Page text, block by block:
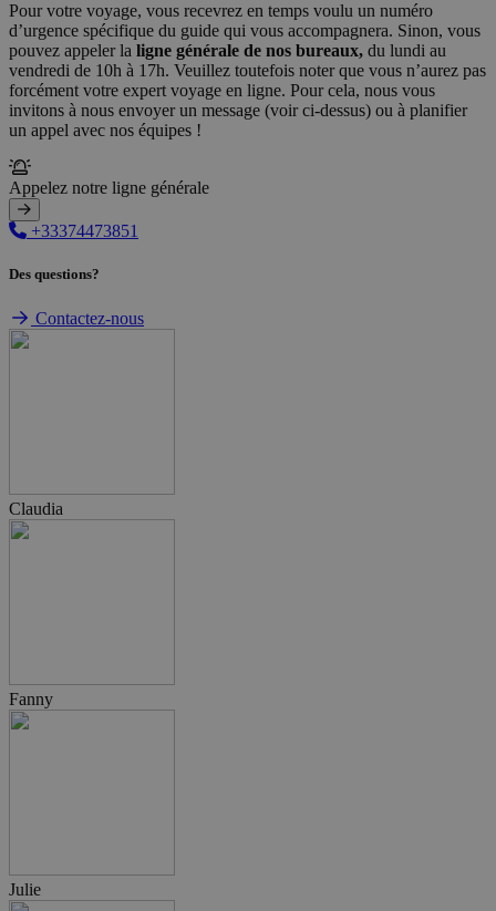
Pour votre voyage, vous recevrez en temps voulu un numéro
d’urgence spécifique du guide qui vous accompagnera. Sinon, vous
pouvez appeler la ligne générale de nos bureaux, du lundi au
vendredi de 10h à 17h. Veuillez toutefois noter que vous n’aurez pas
forcément votre expert voyage en ligne. Pour cela, nous vous
invitons à nous envoyer un message (voir ci-dessus) ou à planifier
un appel avec nos équipes !
Appelez notre ligne générale
+33374473851
Des questions?
Contactez-nous
Claudia
Fanny
Julie